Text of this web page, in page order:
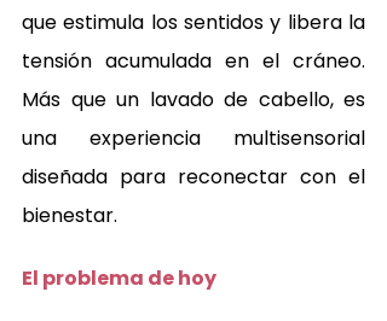
que estimula los sentidos y libera la
tensión acumulada en el cráneo.
Más que un lavado de cabello, es
una experiencia multisensorial
diseñada para reconectar con el
bienestar.
El problema de hoy